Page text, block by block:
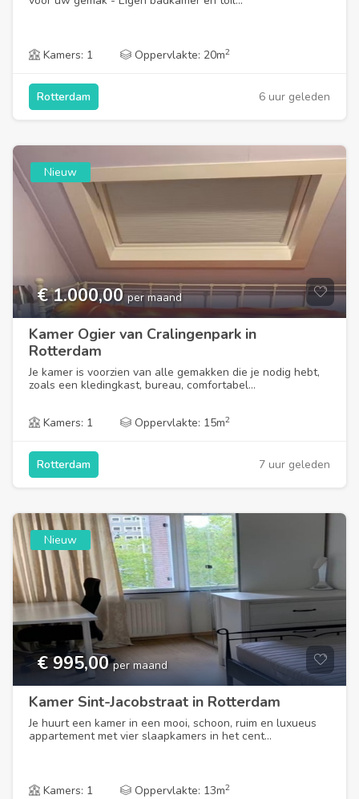
Kamers: 1 Oppervlakte: 20m2
6 uur geleden
Rotterdam
Nieuw
€ 1.000,00 per maand
Kamer Ogier van Cralingenpark in
Rotterdam
Je kamer is voorzien van alle gemakken die je nodig hebt,
zoals een kledingkast, bureau, comfortabel...
Kamers: 1 Oppervlakte: 15m2
7 uur geleden
Rotterdam
Nieuw
€ 995,00 per maand
Kamer Sint-Jacobstraat in Rotterdam
Je huurt een kamer in een mooi, schoon, ruim en luxueus
appartement met vier slaapkamers in het cent...
Kamers: 1 Oppervlakte: 13m2